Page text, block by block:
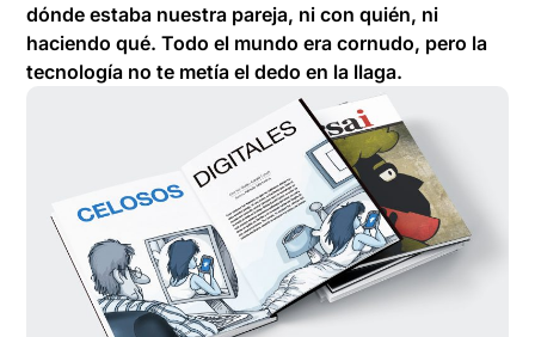
dónde estaba nuestra pareja, ni con quién, ni
haciendo qué. Todo el mundo era cornudo, pero la
tecnología no te metía el dedo en la llaga.